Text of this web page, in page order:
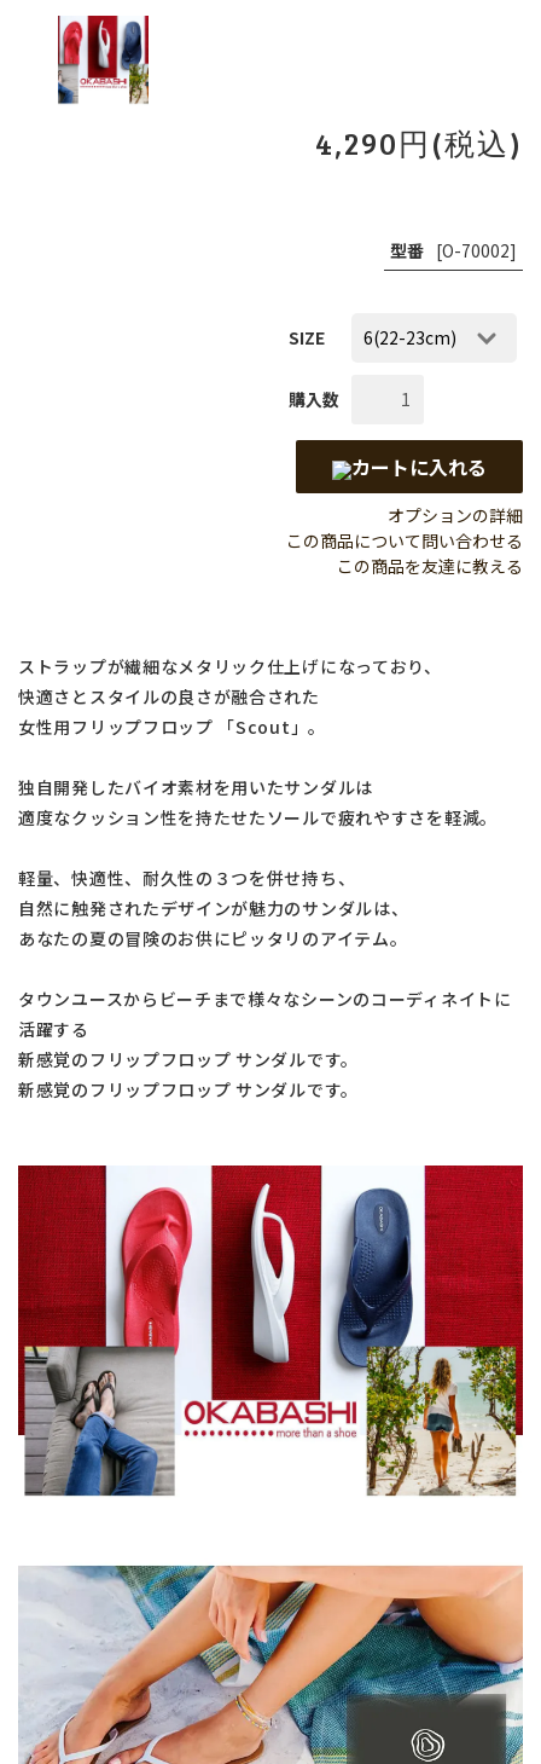
4,290円(税込)
型番 [O-70002]
SIZE
購入数
カートに入れる
オプションの詳細
この商品について問い合わせる
この商品を友達に教える
ストラップが繊細なメタリック仕上げになっており、
快適さとスタイルの良さが融合された
女性用フリップフロップ 「Scout」。
独自開発したバイオ素材を用いたサンダルは
適度なクッション性を持たせたソールで疲れやすさを軽減。
軽量、快適性、耐久性の３つを併せ持ち、
自然に触発されたデザインが魅力のサンダルは、
あなたの夏の冒険のお供にピッタリのアイテム。
タウンユースからビーチまで様々なシーンのコーディネイトに
活躍する
新感覚のフリップフロップ サンダルです。
新感覚のフリップフロップ サンダルです。